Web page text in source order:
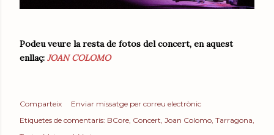
Podeu veure la resta de fotos del concert, en aquest
enllaç: JOAN COLOMO
Comparteix
Enviar missatge per correu electrònic
Etiquetes de comentaris: BCore Concert Joan Colomo Tarragona